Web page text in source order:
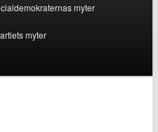
myter
myter